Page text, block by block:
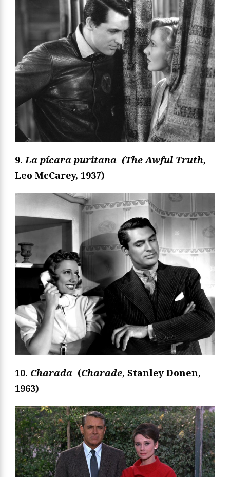
9. La pícara puritana (The Awful Truth,
Leo McCarey, 1937)
10. Charada (Charade, Stanley Donen,
1963)